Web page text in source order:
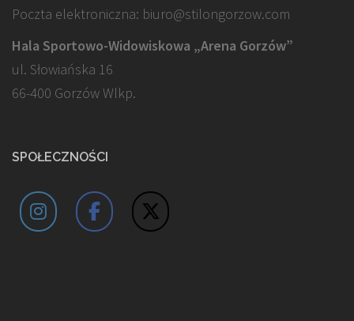
Poczta elektroniczna: biuro@stilongorzow.com
Hala Sportowo-Widowiskowa „Arena Gorzów”
ul. Słowiańska 16
66-400 Gorzów Wlkp.
SPOŁECZNOŚCI